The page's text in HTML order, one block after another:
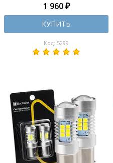
1 960 ₽
КУПИТЬ
Код: 5299